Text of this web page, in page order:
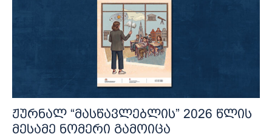
ჟურნალ “მასწავლებლის” 2026 წლის
მესამე ნომერი გამოიცა